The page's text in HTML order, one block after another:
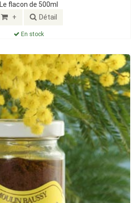
Le flacon de 500ml
+ Détail
En stock